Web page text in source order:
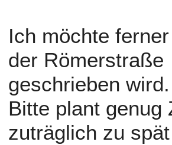
Ich möchte
der Römerstraße
geschrieben wird.
Bitte plant genug
zuträglich zu